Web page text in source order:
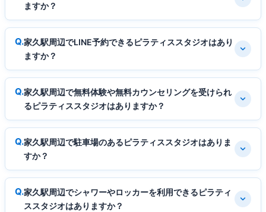
ますか？
家久駅周辺でLINE予約できるピラティススタジオはあり
ますか？
家久駅周辺で無料体験や無料カウンセリングを受けられ
るピラティススタジオはありますか？
家久駅周辺で駐車場のあるピラティススタジオはありま
すか？
家久駅周辺でシャワーやロッカーを利用できるピラティ
ススタジオはありますか？